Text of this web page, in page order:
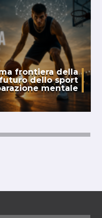
frontiera della
dello sport
mentale